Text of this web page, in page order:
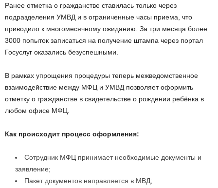
Ранее отметка о гражданстве ставилась только через
подразделения УМВД и в ограниченные часы приема, что
приводило к многомесячному ожиданию. За три месяца более
3000 попыток записаться на получение штампа через портал
Госуслуг оказались безуспешными.
В рамках упрощения процедуры теперь межведомственное
взаимодействие между МФЦ и УМВД позволяет оформить
отметку о гражданстве в свидетельстве о рождении ребёнка в
любом офисе МФЦ.
Как происходит процесс оформления:
Сотрудник МФЦ принимает необходимые документы и
заявление;
Пакет документов направляется в МВД;